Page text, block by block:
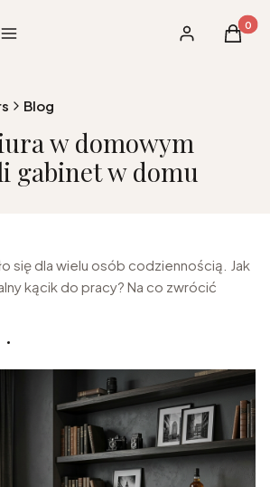
Menu Zaloguj sięKoszyk
Blog
w domowym
gabinet w domu
się dla wielu osób codziennością. Jak
kącik do pracy? Na co zwrócić